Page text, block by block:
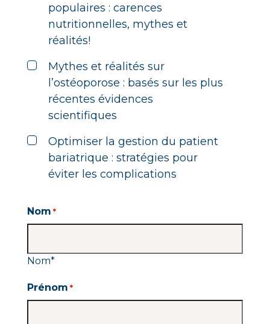
populaires : carences
nutritionnelles, mythes et
réalités!
Mythes et réalités sur
l’ostéoporose : basés sur les plus
récentes évidences
scientifiques
Optimiser la gestion du patient
bariatrique : stratégies pour
éviter les complications
Nom *
Nom*
Prénom *